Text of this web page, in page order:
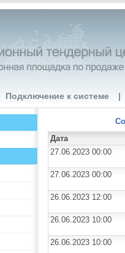
Подключение к системе |
Дата
27.06.2023 00:00
27.06.2023 00:00
26.06.2023 12:00
26.06.2023 10:00
26.06.2023 10:00